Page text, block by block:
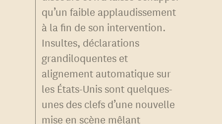
qu’un faible applaudissement
à la fin de son intervention.
Insultes, déclarations
grandiloquentes et
alignement automatique sur
les États-Unis sont quelques-
unes des clefs d’une nouvelle
mise en scène mêlant